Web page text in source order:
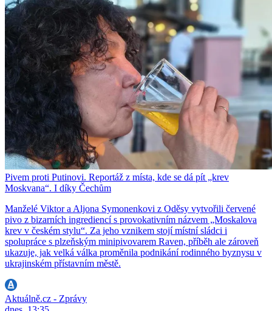
Pivem proti Putinovi. Reportáž z místa, kde se dá pít „krev
Moskvana“. I díky Čechům
Manželé Viktor a Aljona Symonenkovi z Oděsy vytvořili červené
pivo z bizarních ingrediencí s provokativním názvem „Moskalova
krev v českém stylu“. Za jeho vznikem stojí místní sládci i
spolupráce s plzeňským minipivovarem Raven, příběh ale zároveň
ukazuje, jak velká válka proměnila podnikání rodinného byznysu v
ukrajinském přístavním městě.
Aktuálně.cz - Zprávy